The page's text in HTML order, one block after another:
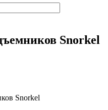
Snorkel
Snorkel